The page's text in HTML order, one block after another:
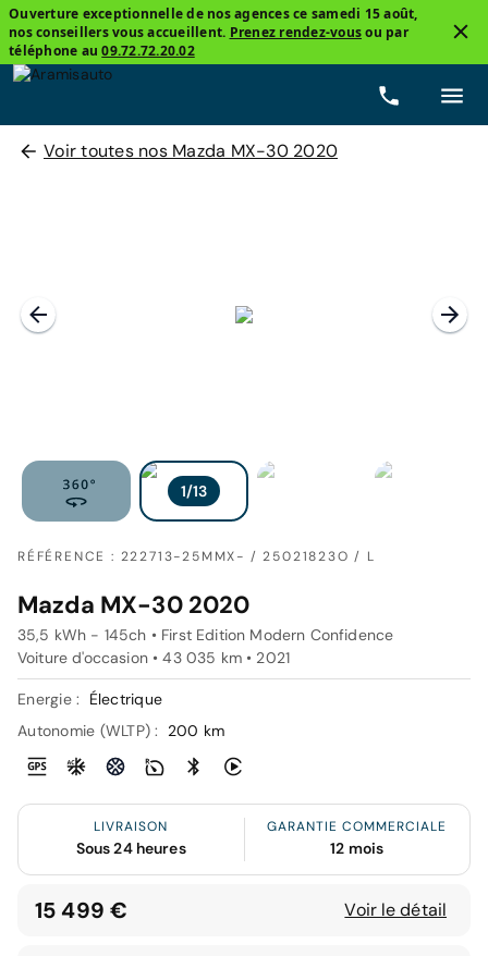
Ouverture exceptionnelle de nos agences ce samedi 15 août,
nos conseillers vous accueillent. Prenez rendez-vousou par
téléphone au09.72.72.20.02
Voir toutes nos Mazda MX-30 2020
RÉFÉRENCE : 222713-25MMX- / 25021823O / L
Mazda MX-30 2020
35,5 kWh - 145ch • First Edition Modern Confidence
Voiture d'occasion • 43 035 km • 2021
Energie :
Électrique
Autonomie (WLTP) :
200 km
LIVRAISON
Sous 24 heures
GARANTIE COMMERCIALE
12 mois
15 499 € Voir le détail